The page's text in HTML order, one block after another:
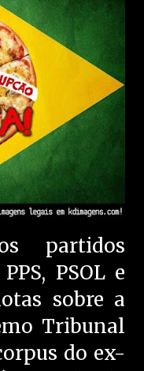
partidos
PSOL e
sobre a
Tribunal
do ex-